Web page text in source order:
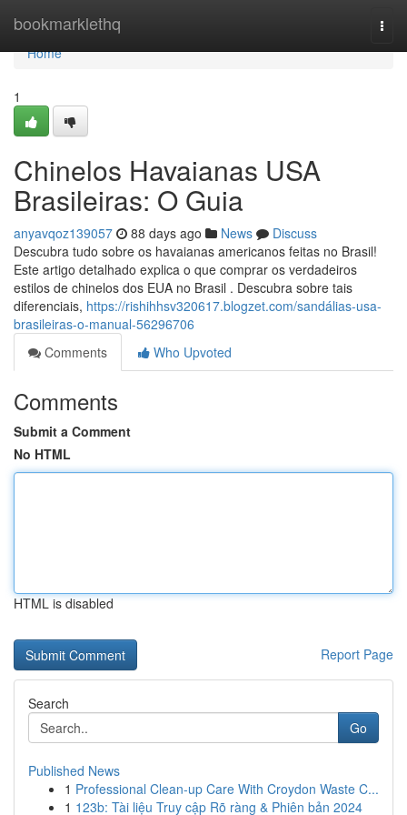
bookmarklethq
Home
Home
1
Chinelos Havaianas USA
Brasileiras: O Guia
anyavqoz139057 88 days ago News
Discuss
Descubra tudo sobre os havaianas americanos feitas no Brasil!
Este artigo detalhado explica o que comprar os verdadeiros
estilos de chinelos dos EUA no Brasil . Descubra sobre tais
diferenciais, https://rishihhsv320617.blogzet.com/sandálias-usa-
brasileiras-o-manual-56296706
Comments
Who Upvoted
Comments
Submit a Comment
No HTML
HTML is disabled
Report Page
Search
Go
Published News
1 Professional Clean-up Care With Croydon Waste C...
1 123b: Tài liệu Truy cập Rõ ràng & Phiên bản 2024